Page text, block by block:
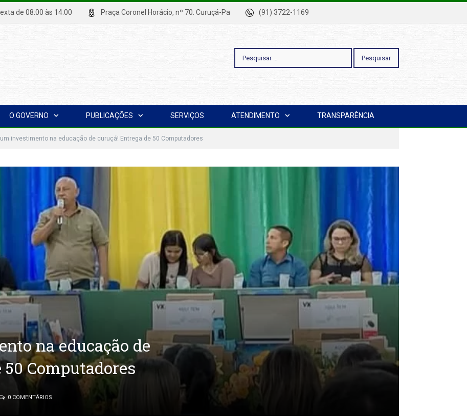
de 08:00 às 14:00 Praça Coronel Horácio, nº 70. Curuçá-Pa (91) 3722-1169
Pesquisar
por:
O GOVERNO PUBLICAÇÕES SERVIÇOS ATENDIMENTO TRANSPARÊNCIA
investimento na educação de curuçá! Entrega de 50 Computadores
na educação de
Computadores
0 COMENTÁRIOS